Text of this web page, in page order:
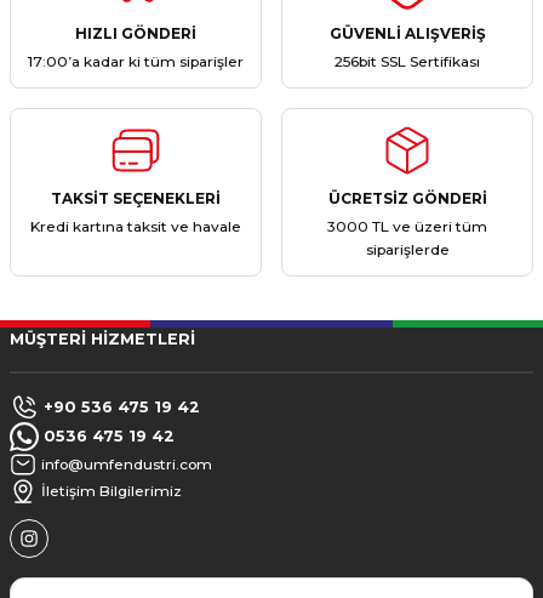
HIZLI GÖNDERİ
17:00’a kadar ki tüm siparişler
GÜVENLİ ALIŞVERİŞ
256bit SSL Sertifikası
TAKSİT SEÇENEKLERİ
Kredi kartına taksit ve havale
ÜCRETSİZ GÖNDERİ
3000 TL ve üzeri tüm
siparişlerde
MÜŞTERİ HİZMETLERİ
+90 536 475 19 42
0536 475 19 42
info@umfendustri.com
İletişim Bilgilerimiz